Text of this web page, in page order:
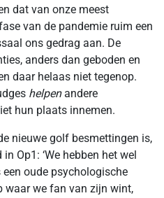
dat van onze meest
van de pandemie ruim een
ons gedrag aan. De
anders dan geboden en
daar helaas niet tegenop.
helpenandere
hun plaats innemen.
nieuwe golf besmettingen is,
Op1: ‘We hebben het wel
een oude psychologische
waar we fan van zijn wint,